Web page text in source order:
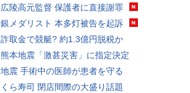
広陵高元監督 保護者に直接謝罪
銀メダリスト 本多灯被告を起訴
詐取金で競艇? 約1.3億円脱税か
熊本地震「激甚災害」に指定決定
地震 手術中の医師が患者を守る
くら寿司 閉店間際の大盛り話題